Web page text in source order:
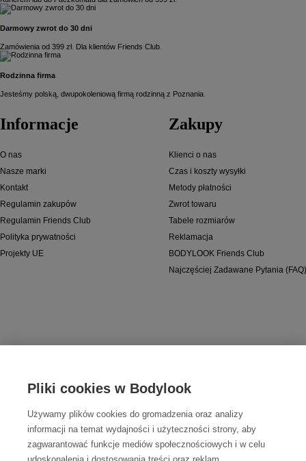
Pliki cookies w Bodylook
Używamy plików cookies do gromadzenia oraz analizy
informacji na temat wydajności i użyteczności strony, aby
zagwarantować funkcje mediów społecznościowych i w celu
Darmowy zwrot do 30 dni
Zamówienia od 399 zł. Dla klientów Friends Club.
Rodzinna firma
Jesteśmy polską, dwupokoleniową firmą rodzinną z Poznania.
Informacje
O nas
Nasze marki
Kontakt
Regulamin zakupów
Regulamin Friends Club
Polityka prywatności
Projekty UE
Zakupy
Klienci o nas
Czas i koszty wysyłki
Metody płatności
Zwrot towaru
Tabele rozmiarów
Reklamacja
BODYLOOK Friends Club
Najczęściej Zadawane Pytania (FAQ)